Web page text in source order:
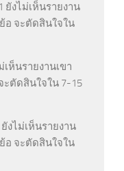
ยังไม่เห็นรายงาน
อ จะตัดสินใจใน
เห็นรายงานเขา
ะตัดสินใจใน 7-15
งไม่เห็นรายงาน
อ จะตัดสินใจใน